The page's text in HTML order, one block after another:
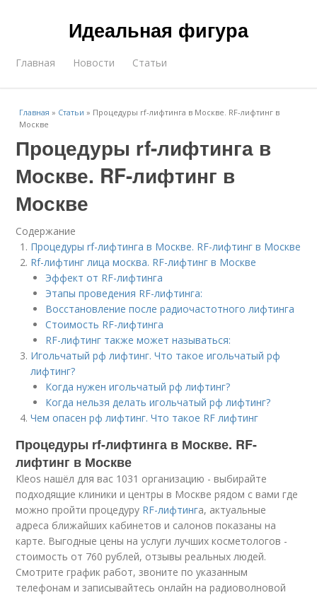
Идеальная фигура
Главная Новости Статьи
Главная » Статьи » Процедуры rf-лифтинга в Москве. RF-лифтинг в
Москве
Процедуры rf-лифтинга в
Москве. RF-лифтинг в
Москве
Содержание
Процедуры rf-лифтинга в Москве. RF-лифтинг в Москве
Rf-лифтинг лица москва. RF-лифтинг в Москве
Эффект от RF-лифтинга
Этапы проведения RF-лифтинга:
Восстановление после радиочастотного лифтинга
Стоимость RF-лифтинга
RF-лифтинг также может называться:
Игольчатый рф лифтинг. Что такое игольчатый рф
лифтинг?
Когда нужен игольчатый рф лифтинг?
Когда нельзя делать игольчатый рф лифтинг?
Чем опасен рф лифтинг. Что такое RF лифтинг
Процедуры rf-лифтинга в Москве. RF-
лифтинг в Москве
Kleos нашёл для вас 1031 организацию - выбирайте
подходящие клиники и центры в Москве рядом с вами где
можно пройти процедуру RF-лифтинга, актуальные
адреса ближайших кабинетов и салонов показаны на
карте. Выгодные цены на услуги лучших косметологов -
стоимость от 760 рублей, отзывы реальных людей.
Смотрите график работ, звоните по указанным
телефонам и записывайтесь онлайн на радиоволновой